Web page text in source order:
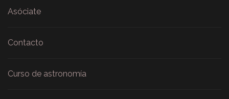
Asóciate
Contacto
Curso de astronomía